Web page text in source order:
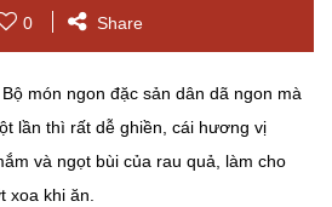
0 Share
món ngon đặc sản dân dã ngon mà
lần thì rất dễ ghiền, cái hương vị
và ngọt bùi của rau quả, làm cho
xoa khi ăn.